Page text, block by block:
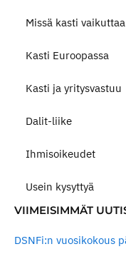
Missä kasti vaikuttaa
Kasti Euroopassa
Kasti ja yritysvastuu
Dalit-liike
Ihmisoikeudet
Usein kysyttyä
VIIMEISIMMÄT
DSNFi:n vuosikokous